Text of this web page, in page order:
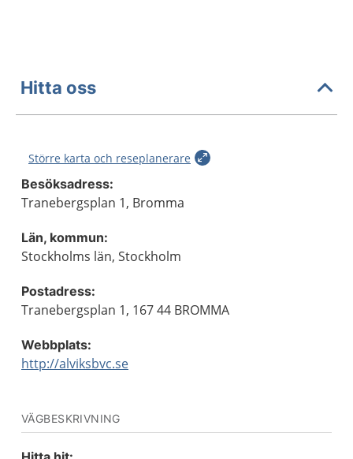
Hitta oss
Större karta och reseplanerare
Besöksadress:
Tranebergsplan 1, Bromma
Län, kommun:
Stockholms län, Stockholm
Postadress:
Tranebergsplan 1, 167 44 BROMMA
Webbplats:
http://alviksbvc.se
VÄGBESKRIVNING